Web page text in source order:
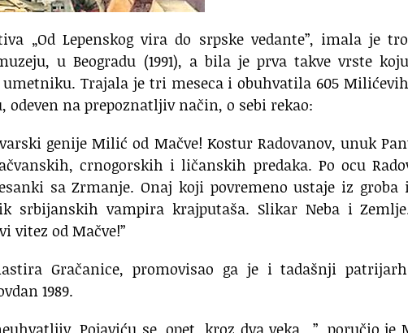
„Od Lepenskog vira do srpske vedante”, imala je
u Beogradu (1991), a bila je prva takve vrste
Trajala je tri meseca i obuhvatila 605
na prepoznatljiv način, o sebi rekao:
genije Milić od Mačve! Kostur Radovanov, unuk
crnogorskih i ličanskih predaka. Po ocu
sa Zrmanje. Onaj koji povremeno ustaje iz groba
srbijanskih vampira krajputaša. Slikar Neba i
vitez od Mačve!”
Gračanice, promovisao ga je i tadašnji
1989.
Pojaviću se, opet, kroz dva veka…”, poručio je